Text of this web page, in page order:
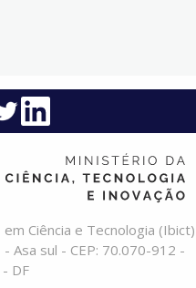
Ciência e Tecnologia (Ibict)
Asa sul - CEP: 70.070-912 -
- DF